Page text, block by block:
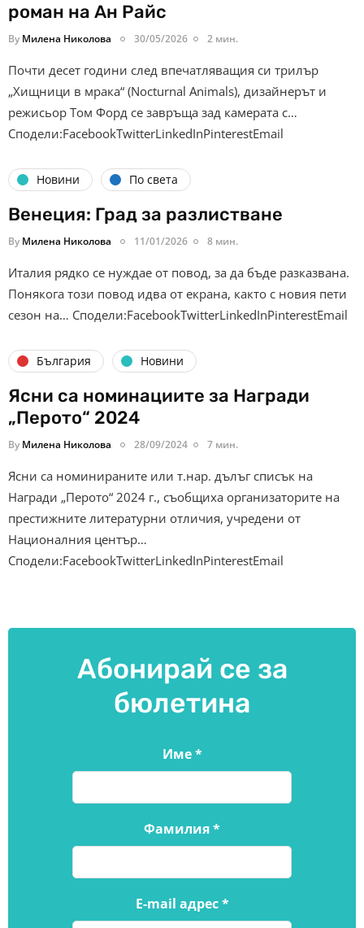
роман на Ан Райс
By Милена Николова 30/05/2026 2 мин.
Почти десет години след впечатляващия си трилър
„Хищници в мрака“ (Nocturnal Animals), дизайнерът и
режисьор Том Форд се завръща зад камерата с…
Сподели:FacebookTwitterLinkedInPinterestEmail
Новини По света
Венеция: Град за разлистване
By Милена Николова 11/01/2026 8 мин.
Италия рядко се нуждае от повод, за да бъде разказвана.
Понякога този повод идва от екрана, както с новия пети
сезон на… Сподели:FacebookTwitterLinkedInPinterestEmail
България Новини
Ясни са номинациите за Награди
„Перото“ 2024
By Милена Николова 28/09/2024 7 мин.
Ясни са номинираните или т.нар. дълъг списък на
Награди „Перото“ 2024 г., съобщиха организаторите на
престижните литературни отличия, учредени от
Националния център…
Сподели:FacebookTwitterLinkedInPinterestEmail
Абонирай се за
бюлетина
Име*
Фамилия*
E-mail адрес*